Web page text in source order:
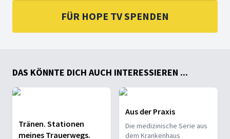
FÜR HOPE TV SPENDEN
DAS KÖNNTE DICH AUCH INTERESSIEREN ...
Tränen. Stationen
meines Trauerwegs.
Aus der Praxis
Die medizinische Serie aus
dem Krankenhaus